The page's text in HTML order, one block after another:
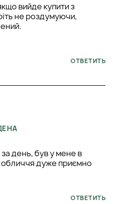
вийде купити з
не роздумуючи,
ОТВЕТИТЬ
день, був у мене в
обличчя дуже приємно
ОТВЕТИТЬ